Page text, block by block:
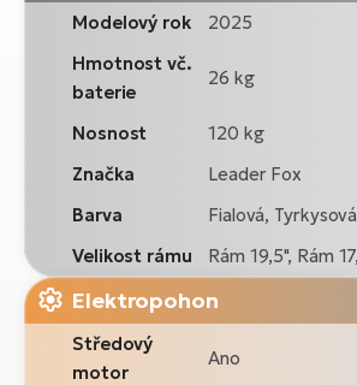
Modelový rok
2025
Hmotnost vč.
baterie
26 kg
Nosnost
120 kg
Značka
Leader Fox
Barva
Fialová,
Velikost rámu
Rám 19,5", Rám
Elektropohon
Středový
motor
Ano